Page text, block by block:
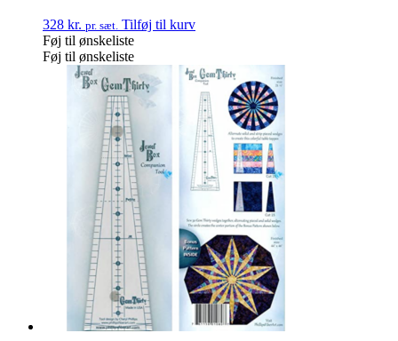
328 kr. pr. sæt. Tilføj til kurv
Føj til ønskeliste
Føj til ønskeliste